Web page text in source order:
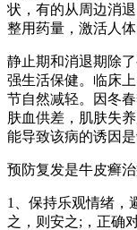
状，有的从周边消
整用药量，激活人体
静止期和消退期除
强生活保健。临床
节自然减轻。因冬
肤血供差，肌肤失
能导致该病的诱因是
预防复发是牛皮癣
1、保持乐观情绪，
之，则安之;，正确